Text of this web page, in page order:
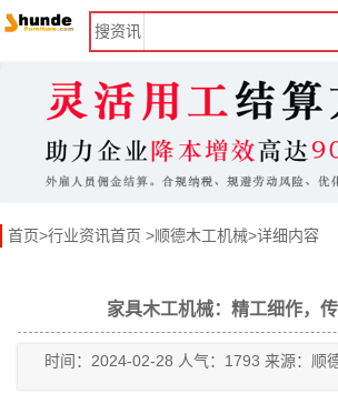
搜资讯
首页>行业资讯首页 >顺德木工机械>详细内容
家具木工机械：精工细作，
时间：2024-02-28 人气：1793 来源：顺